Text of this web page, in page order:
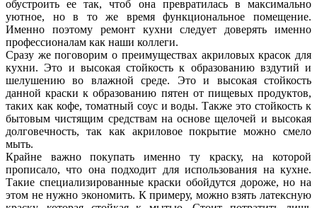
обустроить ее так, чтоб она превратилась в максимально
уютное, но в то же время функциональное помещение.
Именно поэтому ремонт кухни следует доверять именно
профессионалам как наши коллеги.
Сразу же поговорим о преимуществах акриловых красок для
кухни. Это и высокая стойкость к образованию вздутий и
шелушению во влажной среде. Это и высокая стойкость
данной краски к образованию пятен от пищевых продуктов,
таких как кофе, томатный соус и воды. Также это стойкость к
бытовым чистящим средствам на основе щелочей и высокая
долговечность, так как акриловое покрытие можно смело
мыть.
Крайне важно покупать именно ту краску, на которой
прописало, что она подходит для использования на кухне.
Такие специализированные краски обойдутся дороже, но на
этом не нужно экономить. К примеру, можно взять латексную